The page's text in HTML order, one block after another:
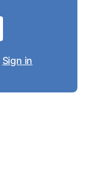
Sign in